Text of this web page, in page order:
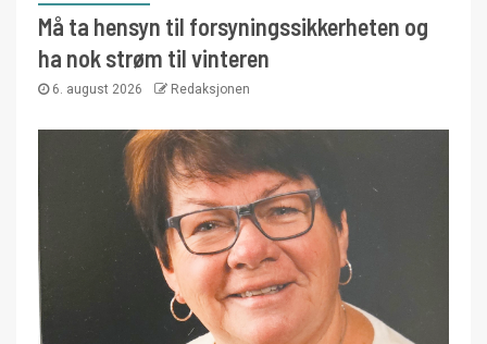
Må ta hensyn til forsyningssikkerheten og
ha nok strøm til vinteren
6. august 2026 Redaksjonen